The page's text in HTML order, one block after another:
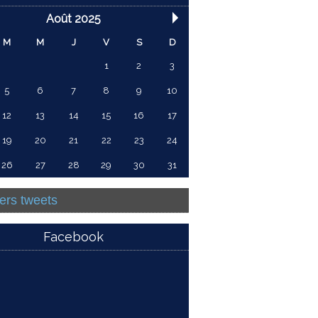
Août 2025
M M J V S D
1 2 3
5 6 7 8 9 10
12 13 14 15 16 17
19 20 21 22 23 24
26 27 28 29 30 31
tweets
Facebook